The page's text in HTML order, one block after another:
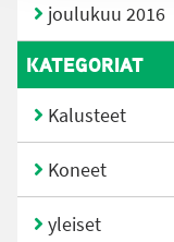
joulukuu 2016
KATEGORIAT
Kalusteet
Koneet
yleiset